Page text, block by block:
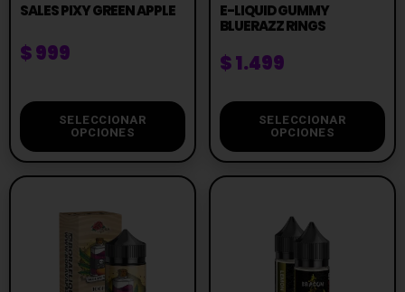
SALES PIXY GREEN APPLE
$999
SELECCIONAR
OPCIONES
E-LIQUID GUMMY
BLUERAZZ RINGS
$1.499
SELECCIONAR
OPCIONES